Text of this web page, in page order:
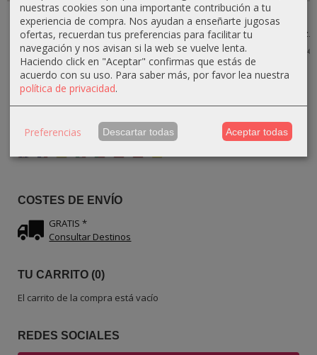
IDIOMA
COSTES DE ENVÍO
GRATIS *
Consultar Destinos
TU CARRITO (0)
El carrito de la compra está vacío
REDES SOCIALES
Pinchero
Carrusel de
Madera de
olivo...
24,30 €27,00 €
Pinchero
Carrusel
Rústico de
Madera...
22,95 €27,00 €
Palillero
Pinchero en
Forma de...
22,50 €25,00 €
Pinchero
Palillero en
Forma de Pez...
25,00 €
nuestras cookies son una importante contribución a tu
experiencia de compra. Nos ayudan a enseñarte jugosas
ofertas, recuerdan tus preferencias para facilitar tu
navegación y nos avisan si la web se vuelve lenta.
Haciendo click en "Aceptar" confirmas que estás de
acuerdo con su uso. Para saber más, por favor lea nuestra
política de privacidad.
Preferencias Descartar todas Aceptar todas